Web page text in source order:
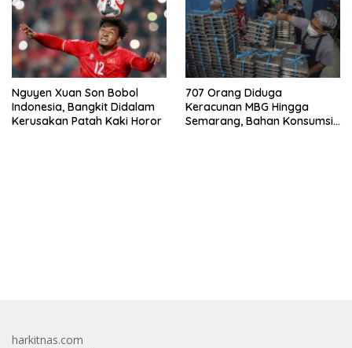
Nguyen Xuan Son Bobol
Indonesia, Bangkit Didalam
Kerusakan Patah Kaki Horor
707 Orang Diduga
Keracunan MBG Hingga
Semarang, Bahan Konsumsi
harkitnas.com